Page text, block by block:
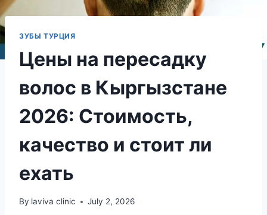
ЗУБЫ ТУРЦИЯ
Цены на пересадку
волос в Кыргызстане
2026: Стоимость,
качество и стоит ли
ехать
By laviva clinic July 2, 2026